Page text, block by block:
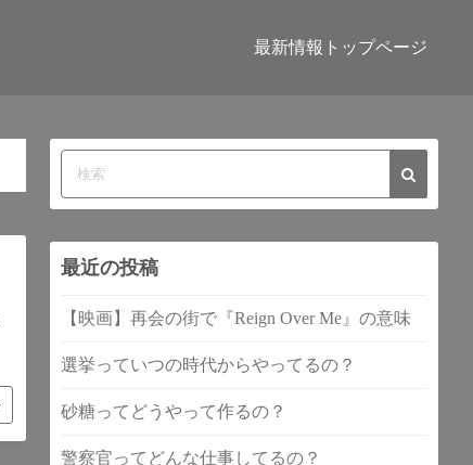
最新情報トップページ
最近の投稿
【映画】再会の街で『Reign Over Me』の意味
選挙っていつの時代からやってるの？
砂糖ってどうやって作るの？
警察官ってどんな仕事してるの？